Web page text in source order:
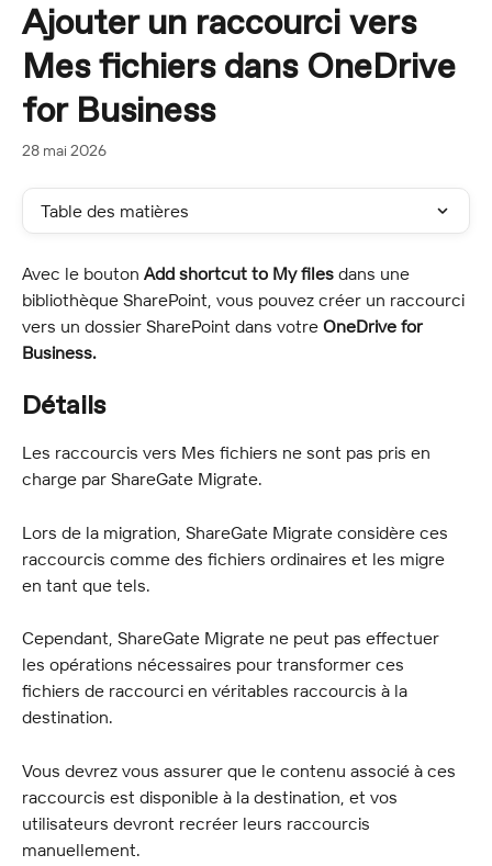
Ajouter un raccourci vers
Mes fichiers dans OneDrive
for Business
28 mai 2026
Table des matières
Avec le bouton Add shortcut to My files dans une
bibliothèque SharePoint, vous pouvez créer un raccourci
vers un dossier SharePoint dans votre OneDrive for
Business.
Détails
Les raccourcis vers Mes fichiers ne sont pas pris en
charge par ShareGate Migrate.
Lors de la migration, ShareGate Migrate considère ces
raccourcis comme des fichiers ordinaires et les migre
en tant que tels.
Cependant, ShareGate Migrate ne peut pas effectuer
les opérations nécessaires pour transformer ces
fichiers de raccourci en véritables raccourcis à la
destination.
Vous devrez vous assurer que le contenu associé à ces
raccourcis est disponible à la destination, et vos
utilisateurs devront recréer leurs raccourcis
manuellement.